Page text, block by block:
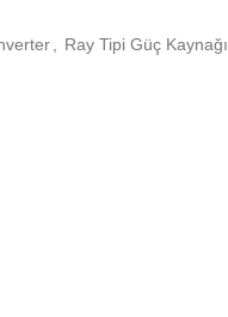
Ray Tipi Güç Kaynağı